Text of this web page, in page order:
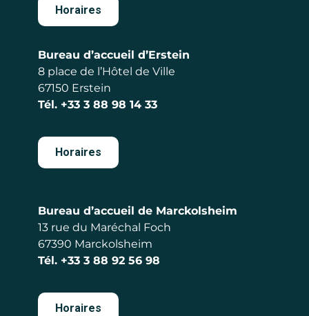
Horaires
Bureau d’accueil d’Erstein
8 place de l’Hôtel de Ville
67150 Erstein
Tél. +33 3 88 98 14 33
Horaires
Bureau d’accueil de Marckolsheim
13 rue du Maréchal Foch
67390 Marckolsheim
Tél. +33 3 88 92 56 98
Horaires